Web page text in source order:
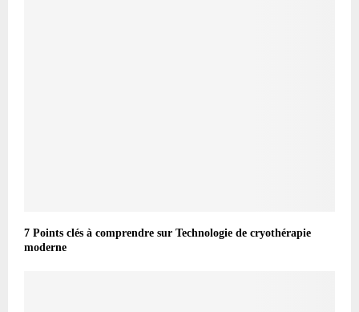
7 Points clés à comprendre sur Technologie de cryothérapie
moderne